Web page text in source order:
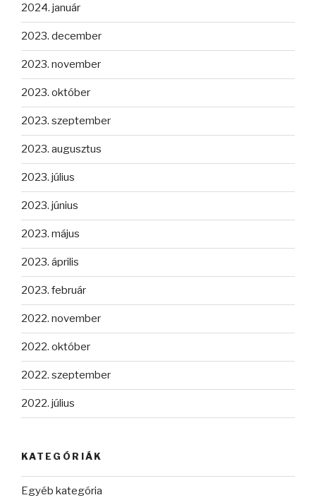
2024. január
2023. december
2023. november
2023. október
2023. szeptember
2023. augusztus
2023. július
2023. június
2023. május
2023. április
2023. február
2022. november
2022. október
2022. szeptember
2022. július
KATEGÓRIÁK
Egyéb kategória